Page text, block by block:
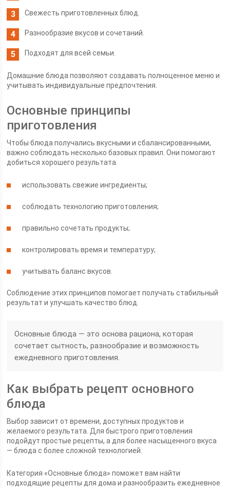
Свежесть приготовленных блюд.
Разнообразие вкусов и сочетаний.
Подходят для всей семьи.
Домашние блюда позволяют создавать полноценное меню и
учитывать индивидуальные предпочтения.
Основные принципы
приготовления
Чтобы блюда получались вкусными и сбалансированными,
важно соблюдать несколько базовых правил. Они помогают
добиться хорошего результата.
использовать свежие ингредиенты;
соблюдать технологию приготовления;
правильно сочетать продукты;
контролировать время и температуру;
учитывать баланс вкусов.
Соблюдение этих принципов помогает получать стабильный
результат и улучшать качество блюд.
Основные блюда — это основа рациона, которая
сочетает сытность, разнообразие и возможность
ежедневного приготовления.
Как выбрать рецепт основного
блюда
Выбор зависит от времени, доступных продуктов и
желаемого результата. Для быстрого приготовления
подойдут простые рецепты, а для более насыщенного вкуса
— блюда с более сложной технологией.
Категория «Основные блюда» поможет вам найти
подходящие рецепты для дома и разнообразить ежедневное